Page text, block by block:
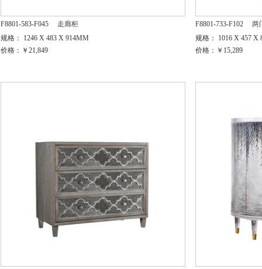
F8801-583-F045
走廊柜
规格： 1246 X 483 X 914MM
价格：￥21,849
F8801-733-F102
两
规格： 1016 X 457 X
价格：￥15,289